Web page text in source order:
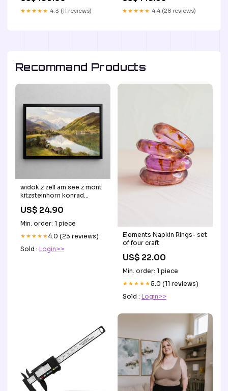
★★★★★ 4.3 (11 reviews) ★★★★★ 4.4 (28 reviews)
Recommand Products
widok z zell am see z mont
kitzsteinhorn konrad
US$ 24.90
Min. order: 1 piece
★★★★★4.0 (23 reviews)
Sold : Login>>
Elements Napkin Rings- set
of four craft
US$ 22.00
Min. order: 1 piece
★★★★★5.0 (11 reviews)
Sold : Login>>